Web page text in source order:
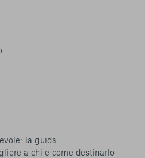
la guida
a chi e come destinarlo